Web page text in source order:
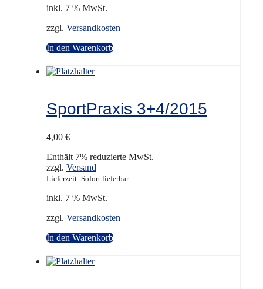
inkl. 7 % MwSt.
zzgl. Versandkosten
In den Warenkorb
SportPraxis 3+4/2015
4,00 €
Enthält 7% reduzierte MwSt.
zzgl. Versand
Lieferzeit: Sofort lieferbar
inkl. 7 % MwSt.
zzgl. Versandkosten
In den Warenkorb